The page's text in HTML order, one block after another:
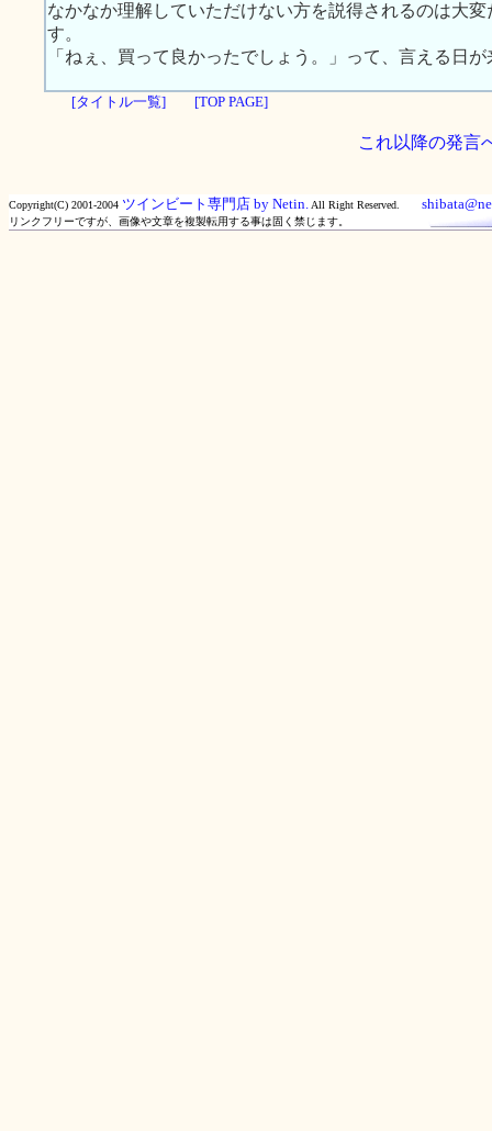
なかなか理解していただけない方を説得されるのは大
す。
「ねぇ、買って良かったでしょう。」って、言える日
[タイトル一覧] [TOP PAGE]
これ以降の発言
Copyright(C) 2001-2004 ツインビート専門店 by Netin. All Right Reserved.
リンクフリーですが、画像や文章を複製転用する事は固く禁じます。